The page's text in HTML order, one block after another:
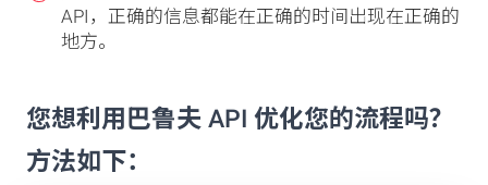
API，正确的信息都能在正确的时间出现在正确的
地方。
您想利用巴鲁夫 API 优化您的流程吗？
方法如下：